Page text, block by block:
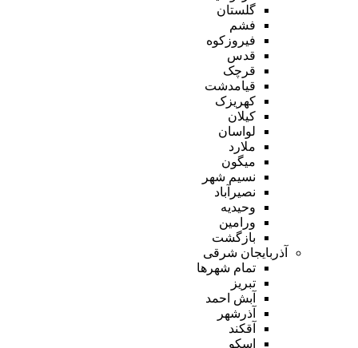
گلستان
فشم
فیروزکوه
قدس
قرچک
قیامدشت
کهریزک
کیلان
لواسان
ملارد
میگون
نسیم شهر
نصیرآباد
وحیدیه
ورامین
بازگشت
آذربایجان شرقی
تمام شهر‌ها
تبریز
آبش احمد
آذرشهر
آقکند
اسکو